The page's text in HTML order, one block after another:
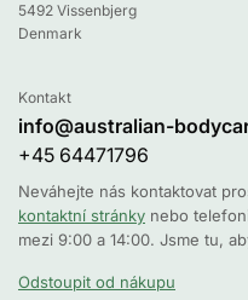
5492 Vissenbjerg
Denmark
Kontakt
info@australian-
+45 64471796
Neváhejte nás kontaktovat
kontaktní stránky nebo
mezi 9:00 a 14:00. Jsme tu,
Odstoupit od nákupu